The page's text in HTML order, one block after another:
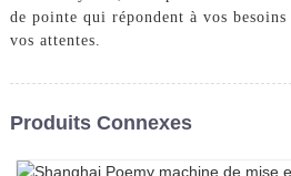
de pointe qui répondent à vos besoins
vos attentes.
Produits Connexes